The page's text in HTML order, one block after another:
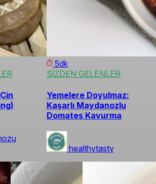
5dk
SİZDEN GELENLER
Yemelere Doyulmaz:
Kaşarlı Maydanozlu
Domates Kavurma
healthytasty